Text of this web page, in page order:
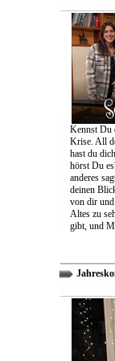
Kennst Du
Krise. All
hast du
hörst Du
anderes
deinen
von dir
Altes zu
gibt, und